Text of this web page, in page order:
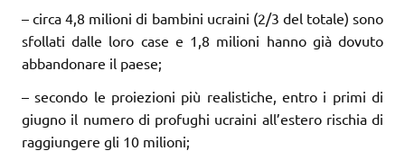
– circa 4,8 milioni di bambini ucraini (2/3 del totale) sono
sfollati dalle loro case e 1,8 milioni hanno già dovuto
abbandonare il paese;
– secondo le proiezioni più realistiche, entro i primi di
giugno il numero di profughi ucraini all’estero rischia di
raggiungere gli 10 milioni;